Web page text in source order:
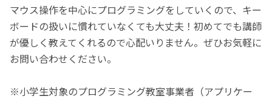
マウス操作を中心にプログラミングをしていくので、キー
ボードの扱いに慣れていなくても大丈夫！初めてでも講師
が優しく教えてくれるので心配いりません。ぜひお気軽に
お問い合わせください。
※小学生対象のプログラミング教室事業者（アプリケー